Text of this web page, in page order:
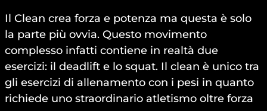
Il Clean crea forza e potenza ma questa è solo
la parte più ovvia. Questo movimento
complesso infatti contiene in realtà due
esercizi: il deadlift e lo squat. Il clean è unico tra
gli esercizi di allenamento con i pesi in quanto
richiede uno straordinario atletismo oltre forza